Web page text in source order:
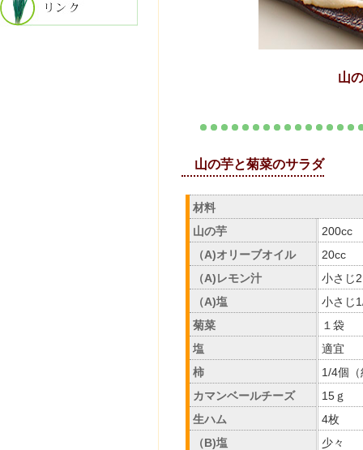
山
山の芋と菊菜のサラダ
材料
山の芋
200cc
（A)オリーブオイル
20cc
（A)レモン汁
小さじ2
（A)塩
小さじ
菊菜
１袋
塩
適宜
柿
1/4個
カマンベールチーズ
15ｇ
生ハム
4枚
（B)塩
少々